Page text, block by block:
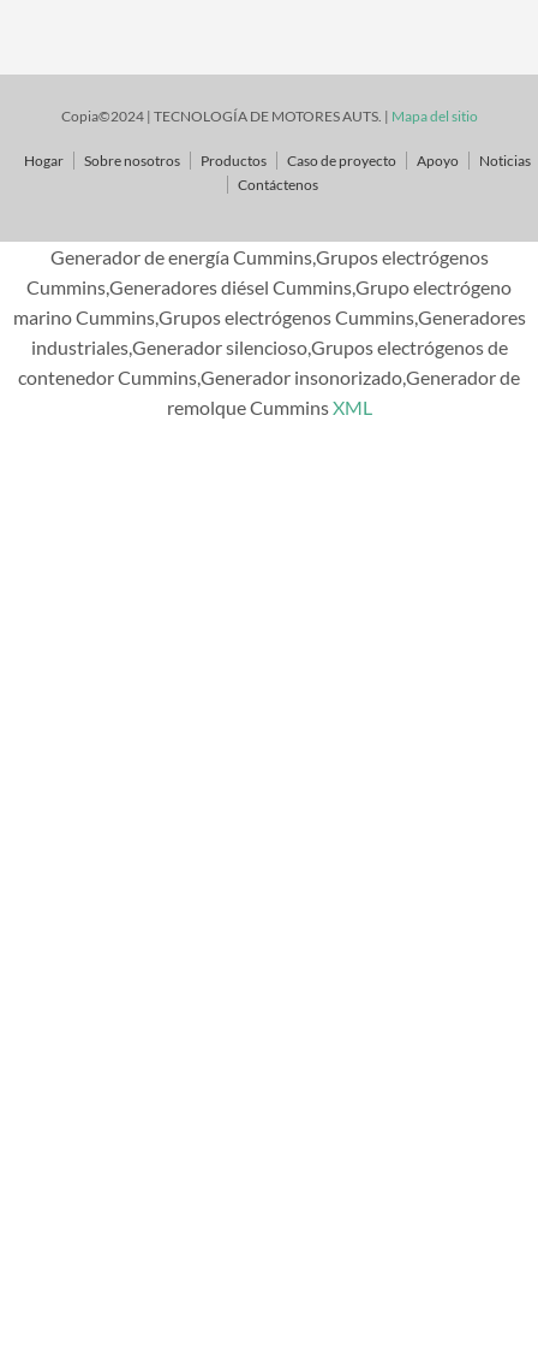
Copia©2024 | TECNOLOGÍA DE MOTORES AUTS. | Mapa del sitio
Hogar Sobre nosotros Productos Caso de proyecto Apoyo
Noticias
Contáctenos
Generador de energía Cummins,Grupos electrógenos
Cummins,Generadores diésel Cummins,Grupo electrógeno
marino Cummins,Grupos electrógenos Cummins,Generadores
industriales,Generador silencioso,Grupos electrógenos de
contenedor Cummins,Generador insonorizado,Generador de
remolque CumminsXML